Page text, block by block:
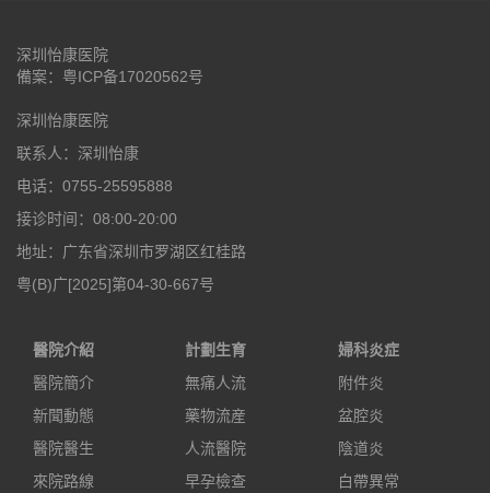
深圳怡康医院
備案： 粤ICP备17020562号
深圳怡康医院
联系人：深圳怡康
电话：0755-25595888
接诊时间：08:00-20:00
地址：广东省深圳市罗湖区红桂路
粤(B)广[2025]第04-30-667号
醫院介紹
醫院簡介
新聞動態
醫院醫生
來院路線
計劃生育
無痛人流
藥物流産
人流醫院
早孕檢查
婦科炎症
附件炎
盆腔炎
陰道炎
白帶異常